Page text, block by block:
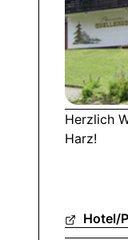
Herzlich
Harz!
Hotel/